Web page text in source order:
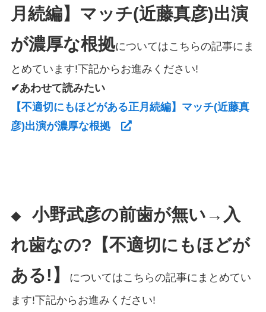
月続編】マッチ(近藤真彦)出演
が濃厚な根拠についてはこちらの記事にま
とめています!下記からお進みください!
✔あわせて読みたい
【不適切にもほどがある正月続編】マッチ(近藤真
彦)出演が濃厚な根拠
◆ 小野武彦の前歯が無い→入
れ歯なの?【不適切にもほどが
ある!】
についてはこちらの記事にまとめてい
ます!下記からお進みください!